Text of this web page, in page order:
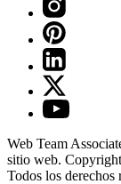
Web Team
sitio web.
Todos los derechos